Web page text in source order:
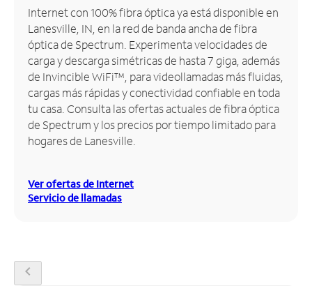
Inglés
Administrar
cuenta
Encuentra
una
tienda
Internet con 100% fibra óptica ya está disponible en
Lanesville, IN, en la red de banda ancha de fibra
óptica de Spectrum. Experimenta velocidades de
carga y descarga simétricas de hasta 7 giga, además
de Invincible WiFi™, para videollamadas más fluidas,
cargas más rápidas y conectividad confiable en toda
tu casa. Consulta las ofertas actuales de fibra óptica
de Spectrum y los precios por tiempo limitado para
hogares de Lanesville.
Ver ofertas de Internet
Servicio de llamadas
chevron_left